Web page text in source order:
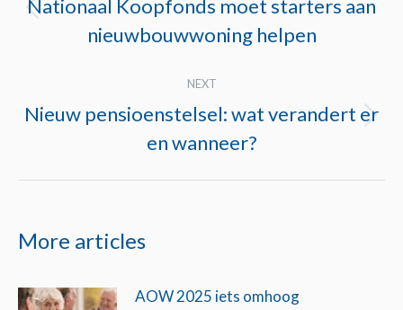
Previous
post:
Nationaal Koopfonds moet starters aan
nieuwbouwwoning helpen
NEXT
Next
post:
Nieuw pensioenstelsel: wat verandert er
en wanneer?
More articles
AOW 2025 iets omhoog